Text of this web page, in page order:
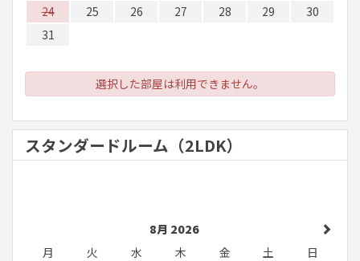
24
25 26 27 28 29
30
31
選択した部屋は利用できません。
スタンダードルーム（2LDK）
8月 2026
月
火 水 木 金 土
日